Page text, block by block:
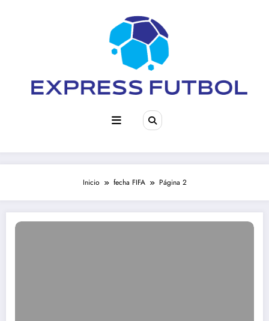
Inicio fecha FIFA Página 2